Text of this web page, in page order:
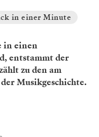
in einer Minute
in einen
entstammt der
zu den am
Musikgeschichte.